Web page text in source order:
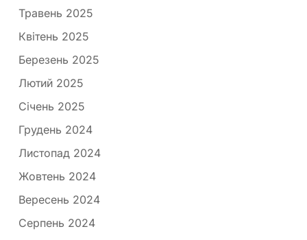
Травень 2025
Квітень 2025
Березень 2025
Лютий 2025
Січень 2025
Грудень 2024
Листопад 2024
Жовтень 2024
Вересень 2024
Серпень 2024